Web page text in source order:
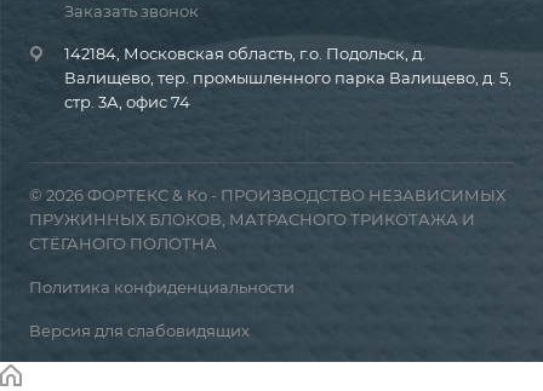
Заказать звонок
142184, Московская область, г.о. Подольск, д.
Валищево, тер. промышленного парка Валищево, д. 5,
стр. 3А, офис 74
© 2026 ФОРТЕКС & Ко - ПРОИЗВОДСТВО НЕЗАВИСИМЫХ
ПРУЖИННЫХ БЛОКОВ, МАТРАСНОГО ТРИКОТАЖА И
СТЁГАНОГО ПОЛОТНА
Политика конфиденциальности
Версия для слабовидящих